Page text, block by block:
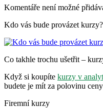
Komentáře není možné
Kdo vás bude provázet
Co takhle trochu ušetřit –
Když si koupíte kurzy v
budete je mít za polovinu
Firemní kurzy